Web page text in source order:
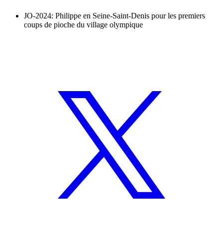
JO-2024: Philippe en Seine-Saint-Denis pour les premiers
coups de pioche du village olympique